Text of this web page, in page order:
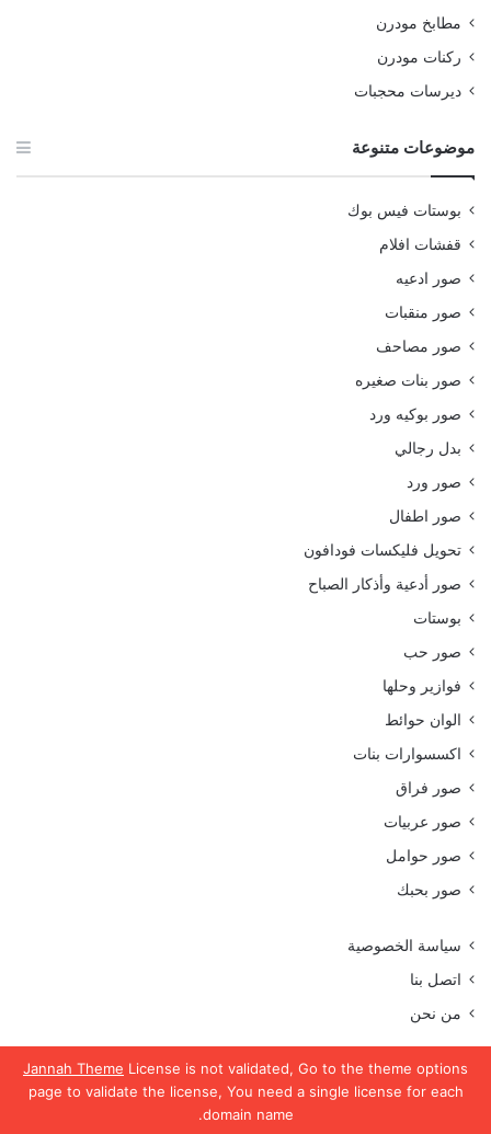
Jannah Theme License is not validated, Go to the theme options
page to validate the license, You need a single license for each
domain name.
مطابخ مودرن
ركنات مودرن
ديرسات محجبات
موضوعات متنوعة
بوستات فيس بوك
قفشات افلام
صور ادعيه
صور منقبات
صور مصاحف
صور بنات صغيره
صور بوكيه ورد
بدل رجالي
صور ورد
صور اطفال
تحويل فليكسات فودافون
صور أدعية وأذكار الصباح
بوستات
صور حب
فوازير وحلها
الوان حوائط
اكسسوارات بنات
صور فراق
صور عربيات
صور حوامل
صور بحبك
سياسة الخصوصية
اتصل بنا
من نحن
جميع الحقوق محفوظة موقع رمسة عرب 2023